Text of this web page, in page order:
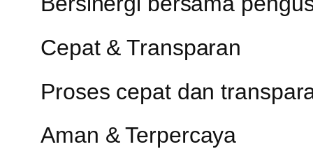
Cepat & Transparan
Proses cepat dan
Aman & Terpercaya